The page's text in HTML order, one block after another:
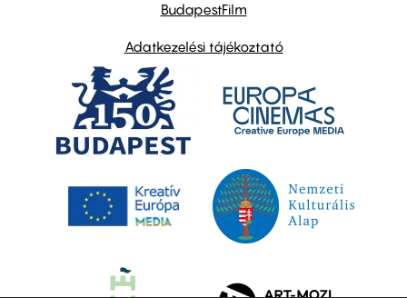
BudapestFilm
Adatkezelési tájékoztató